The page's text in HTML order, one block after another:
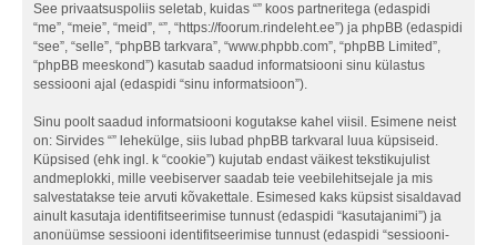
See privaatsuspoliis seletab, kuidas “” koos partneritega (edaspidi
“me”, “meie”, “meid”, “”, “https://foorum.rindeleht.ee”) ja phpBB (edaspidi
“see”, “selle”, “phpBB tarkvara”, “www.phpbb.com”, “phpBB Limited”,
“phpBB meeskond”) kasutab saadud informatsiooni sinu külastus
sessiooni ajal (edaspidi “sinu informatsioon”).
Sinu poolt saadud informatsiooni kogutakse kahel viisil. Esimene neist
on: Sirvides “” lehekülge, siis lubad phpBB tarkvaral luua küpsiseid.
Küpsised (ehk ingl. k “cookie”) kujutab endast väikest tekstikujulist
andmeplokki, mille veebiserver saadab teie veebilehitsejale ja mis
salvestatakse teie arvuti kõvakettale. Esimesed kaks küpsist sisaldavad
ainult kasutaja identifitseerimise tunnust (edaspidi “kasutajanimi”) ja
anonüümse sessiooni identifitseerimise tunnust (edaspidi “sessiooni-